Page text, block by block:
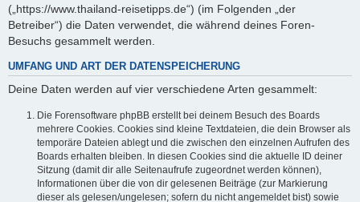
(„https://www.thailand-reisetipps.de“) (im Folgenden „der
Betreiber“) die Daten verwendet, die während deines Foren-
Besuchs gesammelt werden.
UMFANG UND ART DER DATENSPEICHERUNG
Deine Daten werden auf vier verschiedene Arten gesammelt:
Die Forensoftware phpBB erstellt bei deinem Besuch des Boards
mehrere Cookies. Cookies sind kleine Textdateien, die dein Browser als
temporäre Dateien ablegt und die zwischen den einzelnen Aufrufen des
Boards erhalten bleiben. In diesen Cookies sind die aktuelle ID deiner
Sitzung (damit dir alle Seitenaufrufe zugeordnet werden können),
Informationen über die von dir gelesenen Beiträge (zur Markierung
dieser als gelesen/ungelesen; sofern du nicht angemeldet bist) sowie